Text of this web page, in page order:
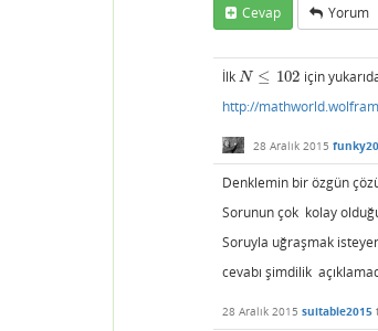
Cevap Yorum
İlk N ≤ 102
N≤ 102 için
http://
28 Aralık 2015
Denklemin bir özgün
Sorunun çok kolay
Soruyla uğraşmak
cevabı şimdilik
28 Aralık 2015 suitable2015